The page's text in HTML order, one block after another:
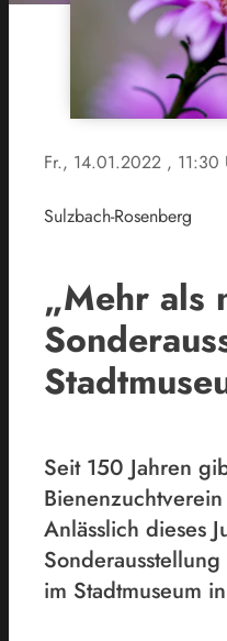
Fr., 14.01.2022 , 11:30
Sulzbach-Rosenberg
„Mehr als
Seit 150 Jahren
Anlässlich dieses
im Stadtmuseum